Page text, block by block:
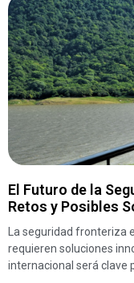
El Futuro de la
Retos y Posibles
La seguridad fronteriza
requieren soluciones
internacional será clave